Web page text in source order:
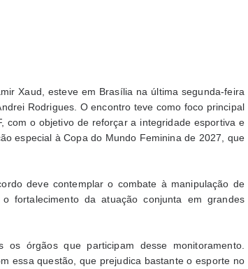
Xaud, esteve em Brasília na última segunda-feira
Rodrigues. O encontro teve como foco principal
com o objetivo de reforçar a integridade esportiva e
especial à Copa do Mundo Feminina de 2027, que
deve contemplar o combate à manipulação de
fortalecimento da atuação conjunta em grandes
órgãos que participam desse monitoramento.
essa questão, que prejudica bastante o esporte no